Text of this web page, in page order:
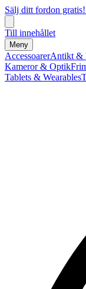
Sälj ditt fordon
Till innehållet
Meny
AccessoarerAntikt &
Kameror & Optik
Tablets & Wearables